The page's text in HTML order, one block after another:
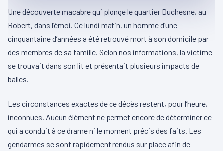
Une découverte macabre qui plonge le quartier Duchesne, au
Robert, dans l’émoi. Ce lundi matin, un homme d’une
cinquantaine d’années a été retrouvé mort à son domicile par
des membres de sa famille. Selon nos informations, la victime
se trouvait dans son lit et présentait plusieurs impacts de
balles.
Les circonstances exactes de ce décès restent, pour l’heure,
inconnues. Aucun élément ne permet encore de déterminer ce
qui a conduit à ce drame ni le moment précis des faits. Les
gendarmes se sont rapidement rendus sur place afin de